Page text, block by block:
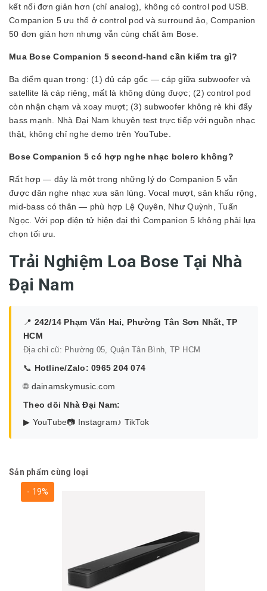
kết nối đơn giản hơn (chỉ analog), không có control pod USB.
Companion 5 ưu thế ở control pod và surround ảo, Companion
50 đơn giản hơn nhưng vẫn cùng chất âm Bose.
Mua Bose Companion 5 second-hand cần kiểm tra gì?
Ba điểm quan trọng: (1) đủ cáp gốc — cáp giữa subwoofer và
satellite là cáp riêng, mất là không dùng được; (2) control pod
còn nhận chạm và xoay mượt; (3) subwoofer không rè khi đẩy
bass mạnh. Nhà Đại Nam khuyên test trực tiếp với nguồn nhạc
thật, không chỉ nghe demo trên YouTube.
Bose Companion 5 có hợp nghe nhạc bolero không?
Rất hợp — đây là một trong những lý do Companion 5 vẫn
được dân nghe nhạc xưa săn lùng. Vocal mượt, sân khấu rộng,
mid-bass có thân — phù hợp Lệ Quyên, Như Quỳnh, Tuấn
Ngọc. Với pop điện tử hiện đại thì Companion 5 không phải lựa
chọn tối ưu.
Trải Nghiệm Loa Bose Tại Nhà
Đại Nam
📍 242/14 Phạm Văn Hai, Phường Tân Sơn Nhất, TP
HCM
Địa chỉ cũ: Phường 05, Quận Tân Bình, TP HCM
📞 Hotline/Zalo: 0965 204 074
🌐 dainamskymusic.com
Theo dõi Nhà Đại Nam:
▶ YouTube📷 Instagram♪ TikTok
Sản phẩm cùng loại
- 19%